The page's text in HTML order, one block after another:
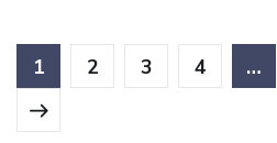
1 2 3 4 …